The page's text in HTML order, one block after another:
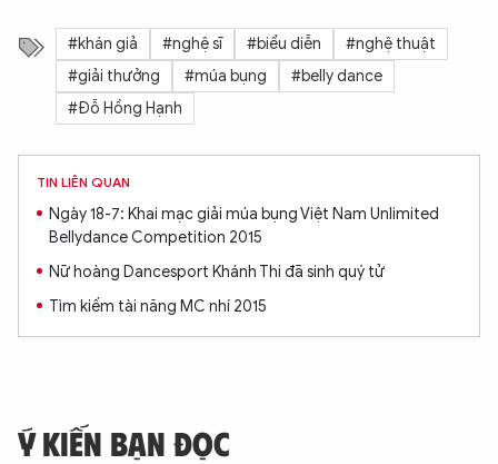
#khán giả #nghệ sĩ #biểu diễn
#nghệ thuật
#giải thưởng
#múa bụng
#belly dance
#Đỗ Hồng Hạnh
TIN LIÊN QUAN
Ngày 18-7: Khai mạc giải múa bụng Việt Nam Unlimited
Bellydance Competition 2015
Nữ hoàng Dancesport Khánh Thi đã sinh quý tử
Tìm kiếm tài năng MC nhí 2015
Ý KIẾN BẠN ĐỌC